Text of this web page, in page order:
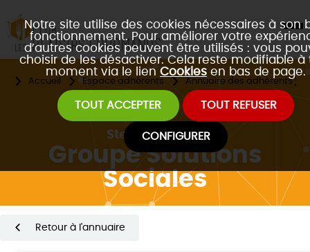
Notre site utilise des cookies nécessaires à son
fonctionnement. Pour améliorer votre
d’autres cookies peuvent être utilisés : vous
choisir de les désactiver. Cela reste modifiable à
moment via le lienCookies en bas de page.
TOUT ACCEPTER TOUT REFUSER
CONFIGURER
Accueil Espace adhérents Annuaire des adhérents
Steven ZAGALA
Groupe Solutions
Sociales
Retour à l'annuaire